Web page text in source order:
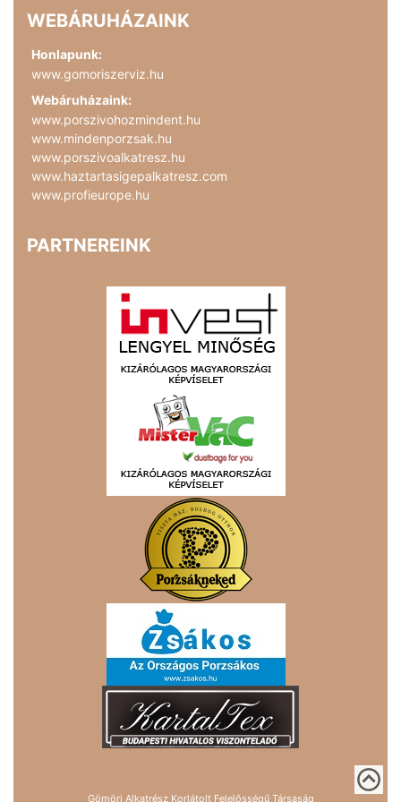
WEBÁRUHÁZAINK
Honlapunk:
www.gomoriszerviz.hu
Webáruházaink:
www.porszivohozmindent.hu
www.mindenporzsak.hu
www.porszivoalkatresz.hu
www.haztartasigepalkatresz.com
www.profieurope.hu
PARTNEREINK
Gömöri Alkatrész Korlátolt Felelősségű Társaság